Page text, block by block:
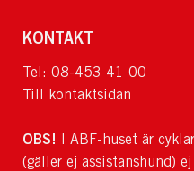
KONTAKT
Tel: 08-453 41 00
Till kontaktsidan
OBS! I ABF-huset är
(gäller ej assistanshund)